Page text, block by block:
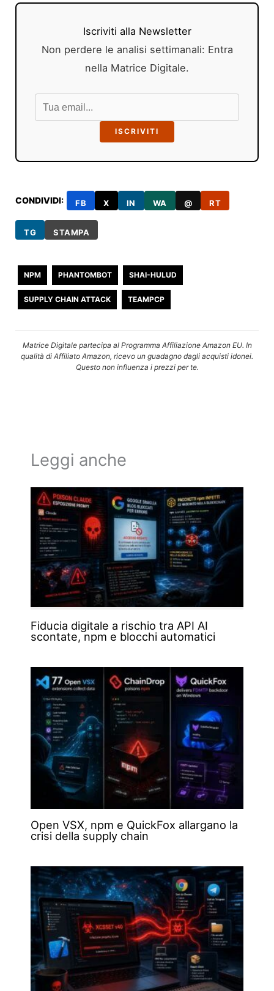
Iscriviti alla Newsletter
Non perdere le analisi settimanali: Entra
nella Matrice Digitale.
ISCRIVITI
CONDIVIDI: FB X IN WA @ RT
TG STAMPA
NPM PHANTOMBOT SHAI-HULUD
SUPPLY CHAIN ATTACK TEAMPCP
Matrice Digitale partecipa al Programma Affiliazione Amazon EU. In
qualità di Affiliato Amazon, ricevo un guadagno dagli acquisti idonei.
Questo non influenza i prezzi per te.
Leggi anche
Fiducia digitale a rischio tra API AI
scontate, npm e blocchi automatici
Open VSX, npm e QuickFox allargano la
crisi della supply chain